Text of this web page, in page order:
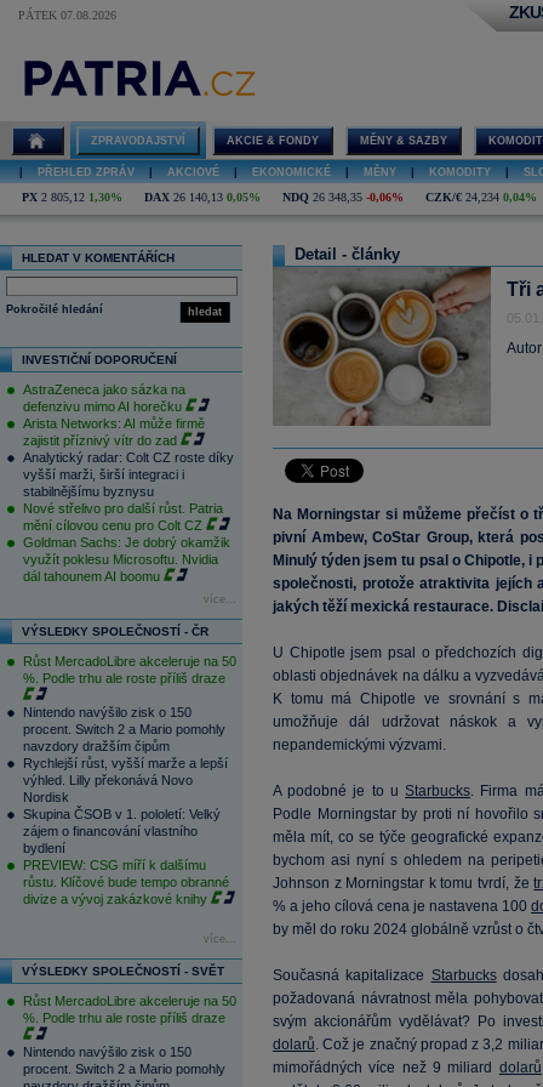
PÁTEK 07.08.2026
ZPRAVODAJSTVÍ AKCIE & FONDY MĚNY & SAZBY
PŘEHLED ZPRÁV AKCIOVÉ EKONOMICKÉ MĚNY KOMODITY
PX 2 805,12 1,30% DAX 26 140,13 0,05% NDQ 26 348,35 -0,06% CZK/€ 24,234 0,04%
HLEDAT V KOMENTÁŘÍCH
hledat
Pokročilé hledání
INVESTIČNÍ DOPORUČENÍ
AstraZeneca jako sázka na
defenzivu mimo AI horečku
Arista Networks: AI může firmě
zajistit příznivý vítr do zad
Analytický radar: Colt CZ roste díky
vyšší marži, širší integraci i
stabilnějšímu byznysu
Nové střelivo pro další růst. Patria
mění cílovou cenu pro Colt CZ
Goldman Sachs: Je dobrý okamžik
využít poklesu Microsoftu. Nvidia
dál tahounem AI boomu
více...
VÝSLEDKY SPOLEČNOSTÍ - ČR
Růst MercadoLibre akceleruje na 50
%. Podle trhu ale roste příliš draze
Nintendo navýšilo zisk o 150
procent. Switch 2 a Mario pomohly
navzdory dražším čipům
Rychlejší růst, vyšší marže a lepší
výhled. Lilly překonává Novo
Nordisk
Skupina ČSOB v 1. pololetí: Velký
zájem o financování vlastního
bydlení
PREVIEW: CSG míří k dalšímu
růstu. Klíčové bude tempo obranné
divize a vývoj zakázkové knihy
více...
VÝSLEDKY SPOLEČNOSTÍ - SVĚT
Růst MercadoLibre akceleruje na 50
%. Podle trhu ale roste příliš draze
Nintendo navýšilo zisk o 150
procent. Switch 2 a Mario pomohly
Detail - články
Tři
Na Morningstar si můžeme přečíst o
pivní Ambew, CoStar Group, která
Minulý týden jsem tu psal o Chipotle,
společnosti, protože atraktivita jejích
jakých těží mexická restaurace.
U Chipotle jsem psal o předchozích
oblasti objednávek na dálku a
K tomu má Chipotle ve srovnání s
umožňuje dál udržovat náskok a
nepandemickými výzvami.
A podobné je to uStarbucks. Firma
Podle Morningstar by proti ní hovořilo
měla mít, co se týče geografické
bychom asi nyní s ohledem na
Johnson z Morningstar k tomu tvrdí, že
% a jeho cílová cena je nastavena 100
by měl do roku 2024 globálně vzrůst o
Současná kapitalizace Starbucks
požadovaná návratnost měla
svým akcionářům vydělávat? Po
dolarů. Což je značný propad z 3,2
mimořádných více než 9 miliard dolarů